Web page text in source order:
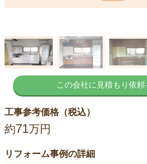
この会社に見積もり依頼
工事参考価格（税込）
約71万円
リフォーム事例の詳細